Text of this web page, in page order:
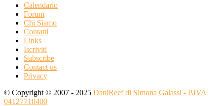
Calendario
Forum
Chi Siamo
Contatti
Links
Iscriviti
Subscribe
Contact us
Privacy
© Copyright © 2007 - 2025 DaniReef di Simona Galassi - P.IVA
04127710400